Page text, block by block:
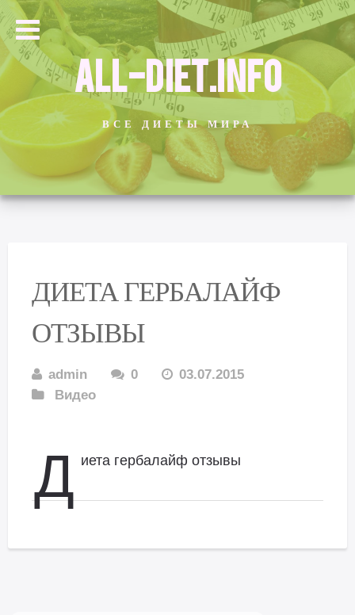
ALL-DIET.INFO
ВСЕ ДИЕТЫ МИРА
ДИЕТА ГЕРБАЛАЙФ
ОТЗЫВЫ
admin 0
03.07.2015
Видео
Д иета гербалайф отзывы